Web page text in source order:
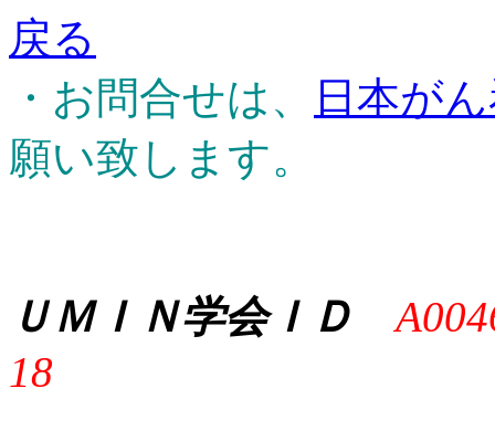
戻る
・お問合せは、
日本が
願い致します。
ＵＭＩＮ学会ＩＤ
18